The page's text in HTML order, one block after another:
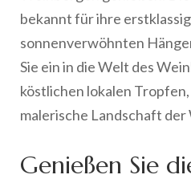
bekannt für ihre
sonnenverwöhnten
Sie ein in die Welt des
köstlichen lokalen
malerische Landschaft
Genießen Sie